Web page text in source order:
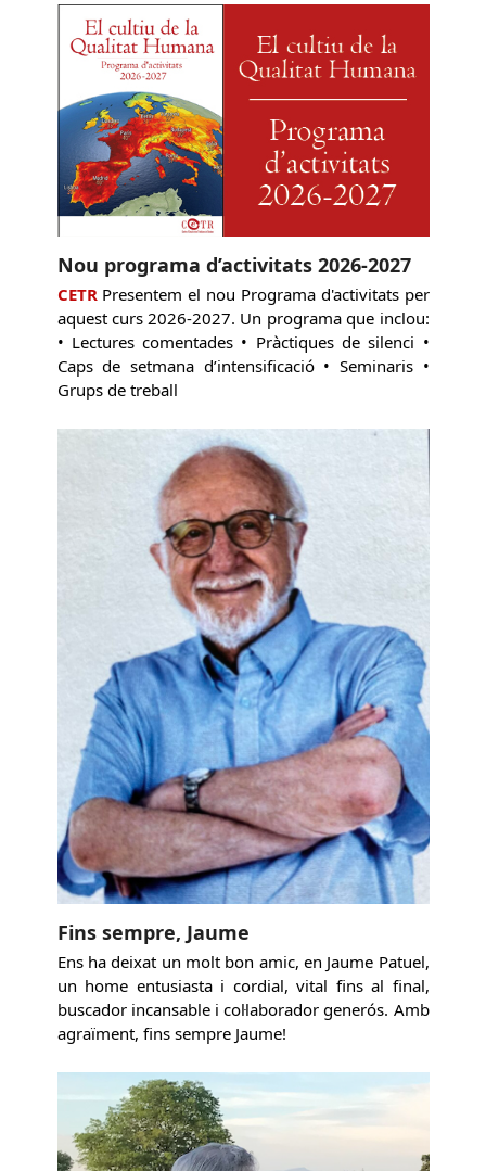
Nou programa d’activitats 2026-2027
CETR Presentem el nou Programa d'activitats per
aquest curs 2026-2027. Un programa que inclou:
• Lectures comentades • Pràctiques de silenci •
Caps de setmana d’intensificació • Seminaris •
Grups de treball
Fins sempre, Jaume
Ens ha deixat un molt bon amic, en Jaume Patuel,
un home entusiasta i cordial, vital fins al final,
buscador incansable i col·laborador generós. Amb
agraïment, fins sempre Jaume!